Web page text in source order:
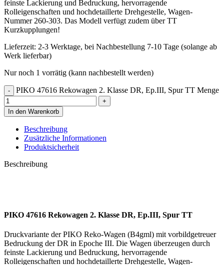
feinste Lackierung und Bedruckung, hervorragende
Rolleigenschaften und hochdetaillerte Drehgestelle, Wagen-
Nummer 260-303. Das Modell verfügt zudem über TT
Kurzkupplungen!
Lieferzeit: 2-3 Werktage, bei Nachbestellung 7-10 Tage (solange ab
Werk lieferbar)
Nur noch 1 vorrätig (kann nachbestellt werden)
PIKO 47616 Rekowagen 2. Klasse DR, Ep.III, Spur TT Menge
In den Warenkorb
Beschreibung
Zusätzliche Informationen
Produktsicherheit
Beschreibung
PIKO 47616 Rekowagen 2. Klasse DR, Ep.III, Spur TT
Druckvariante der PIKO Reko-Wagen (B4gml) mit vorbildgetreuer
Bedruckung der DR in Epoche III. Die Wagen überzeugen durch
feinste Lackierung und Bedruckung, hervorragende
Rolleigenschaften und hochdetaillerte Drehgestelle, Wagen-